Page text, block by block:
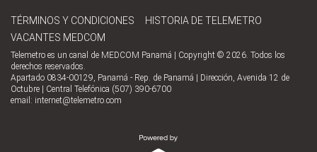
TÉRMINOS Y CONDICIONES
HISTORIA DE TELEMETRO
VACANTES MEDCOM
Telemetro es un canal de MEDCOM Panamá | Copyright © 2026. Todos los
derechos reservados.
Apartado 0834-00129, Panamá - Rep. de Panamá | Dirección, Avenida 12 de
Octubre | Central Telefónica (507) 390-6700
email: internet@telemetro.com